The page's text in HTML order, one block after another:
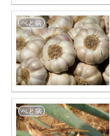
べと病
べと病